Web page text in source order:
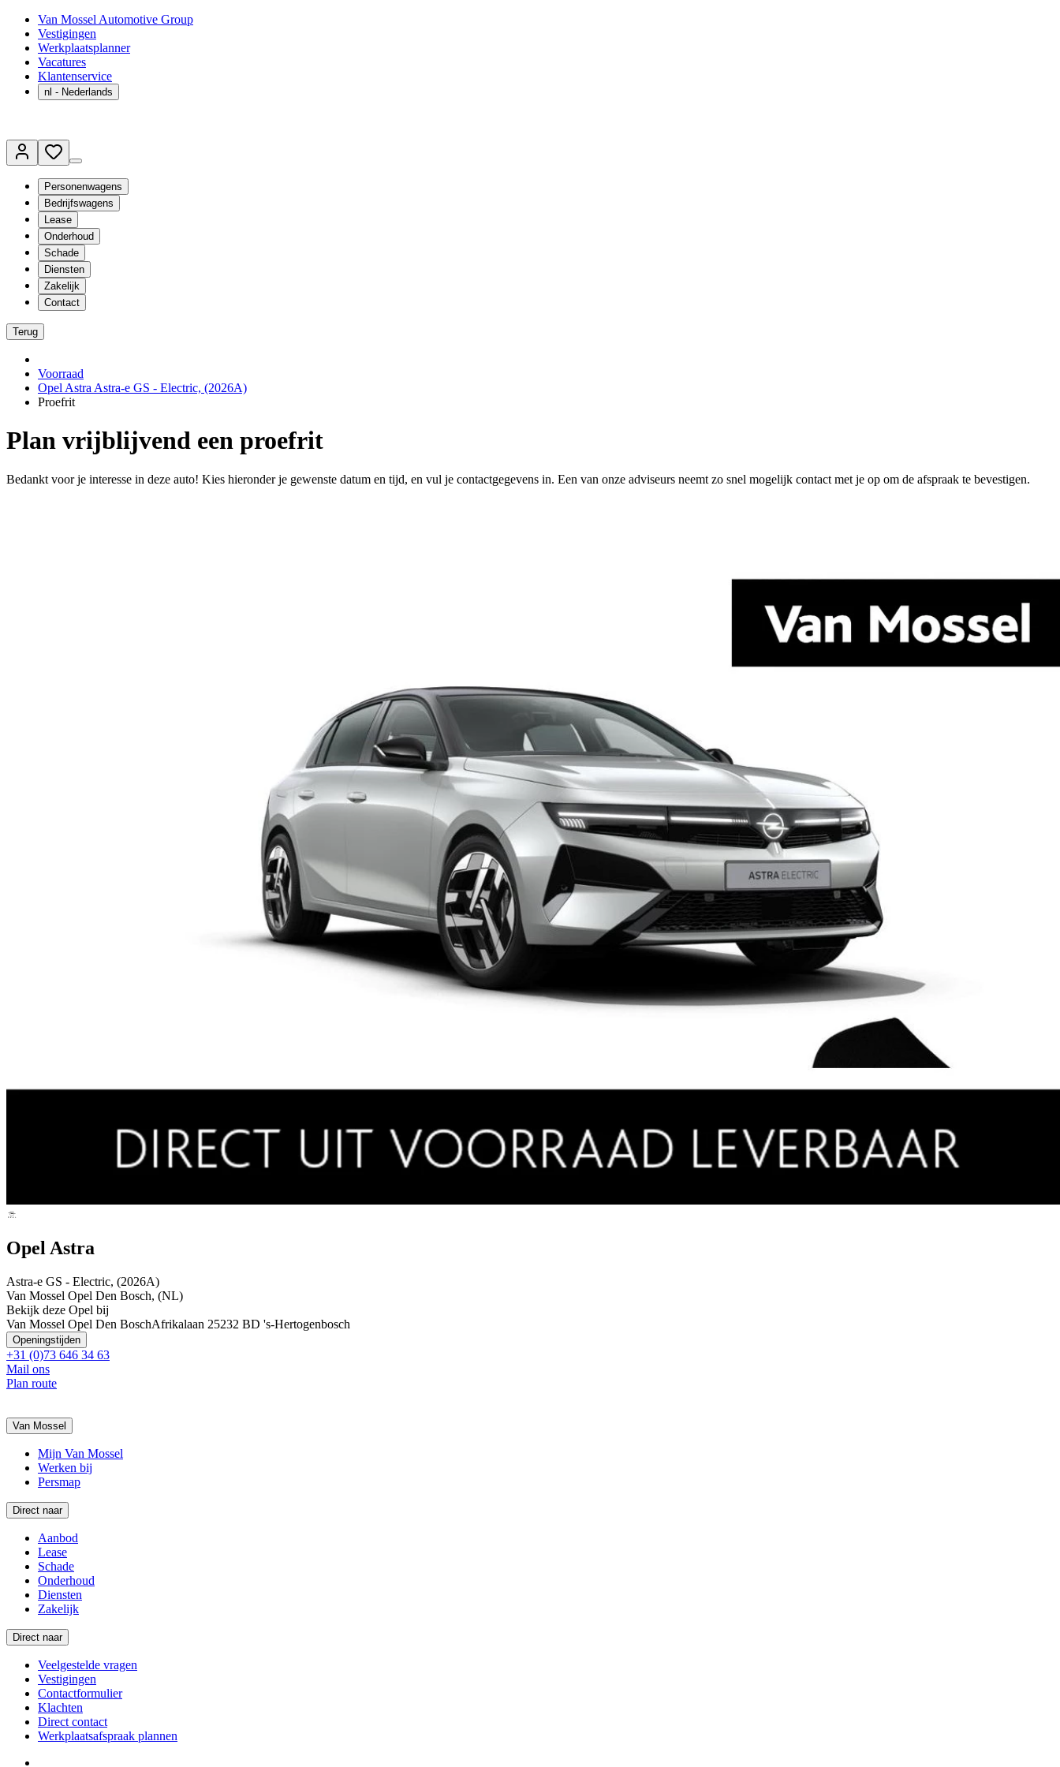
Van Mossel Automotive Group
Vestigingen
Werkplaatsplanner
Vacatures
Klantenservice
nl - Nederlands
Personenwagens
Bedrijfswagens
Lease
Onderhoud
Schade
Diensten
Zakelijk
Contact
Terug
Voorraad
Opel Astra Astra-e GS - Electric, (2026A)
Proefrit
Plan vrijblijvend een proefrit
Bedankt voor je interesse in deze auto! Kies hieronder je gewenste datum en tijd, en vul je contactgegevens in. Een van onze adviseurs neemt zo snel mogelijk contact met je op om de afspraak te bevestigen.
Opel Astra
Astra-e GS - Electric, (2026A)
Van Mossel Opel Den Bosch, (NL)
Bekijk deze Opel bij
Van Mossel Opel Den BoschAfrikalaan 25232 BD 's-Hertogenbosch
Openingstijden
+31 (0)73 646 34 63
Mail ons
Plan route
Van Mossel
Mijn Van Mossel
Werken bij
Persmap
Direct naar
Aanbod
Lease
Schade
Onderhoud
Diensten
Zakelijk
Direct naar
Veelgestelde vragen
Vestigingen
Contactformulier
Klachten
Direct contact
Werkplaatsafspraak plannen